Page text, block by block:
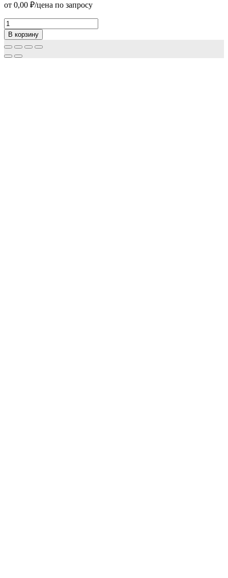
от 630,00₽/пог.м. В корзину
от 0,00 ₽/цена по запросу
Уплотнитель
рамный
Т226
Количество
В корзину